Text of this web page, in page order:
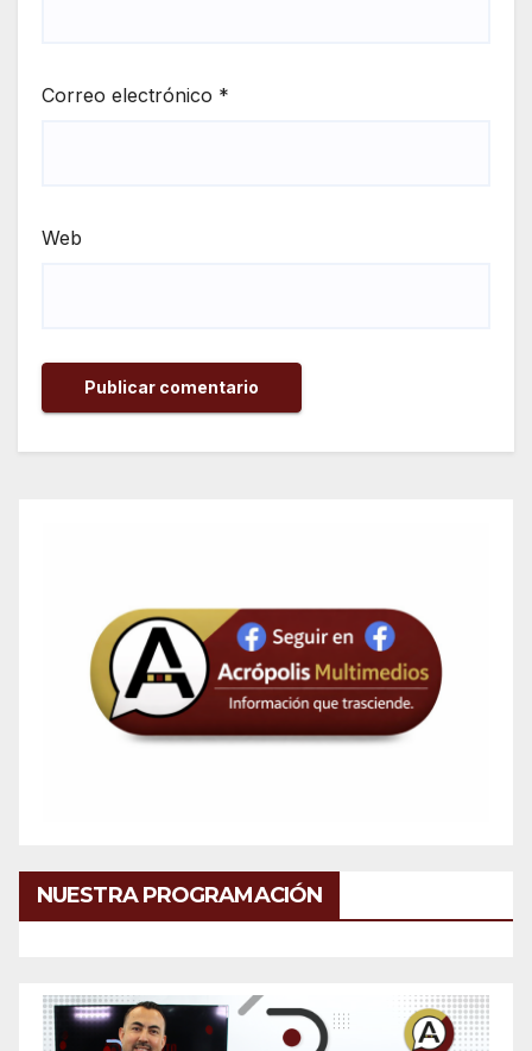
Correo electrónico *
Web
NUESTRA PROGRAMACIÓN